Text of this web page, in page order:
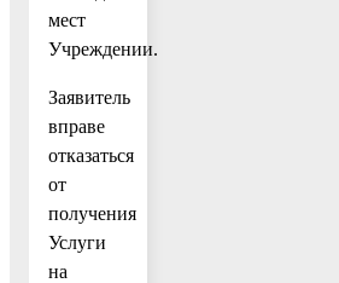
мест
Учреждении.
Заявитель
вправе
отказаться
от
получения
Услуги
на